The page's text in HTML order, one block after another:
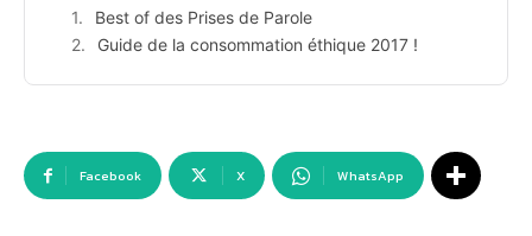
Best of des Prises de Parole
Guide de la consommation éthique 2017 !
Facebook X WhatsApp